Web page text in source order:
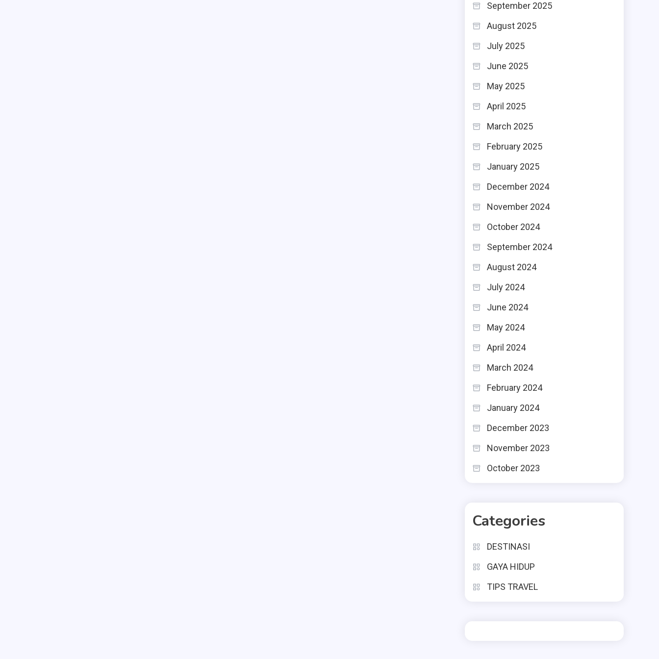
September 2025
August 2025
July 2025
June 2025
May 2025
April 2025
March 2025
February 2025
January 2025
December 2024
November 2024
October 2024
September 2024
August 2024
July 2024
June 2024
May 2024
April 2024
March 2024
February 2024
January 2024
December 2023
November 2023
October 2023
Categories
DESTINASI
GAYA HIDUP
TIPS TRAVEL